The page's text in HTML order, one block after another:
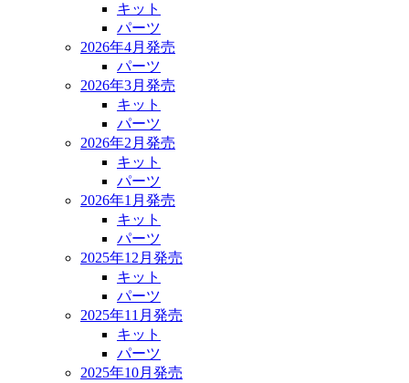
キット
パーツ
2026年4月発売
パーツ
2026年3月発売
キット
パーツ
2026年2月発売
キット
パーツ
2026年1月発売
キット
パーツ
2025年12月発売
キット
パーツ
2025年11月発売
キット
パーツ
2025年10月発売